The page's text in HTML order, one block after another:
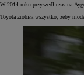
105 300 zł
Corolla Hatchback
W 2014 roku przyszedł czas na
Toyota zrobiła wszystko, żeby